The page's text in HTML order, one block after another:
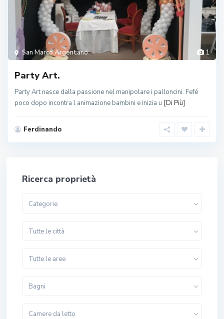
1
San Marco Argentano
Party Art.
Party Art nasce dalla passione nel manipolare i palloncini. Fefé
poco dopo incontra l animazione bambini e inizia u [Di Più]
Ferdinando
Ricerca proprietà
Categorie
Tutte le città
Tutte le aree
Bagni
Camere da letto